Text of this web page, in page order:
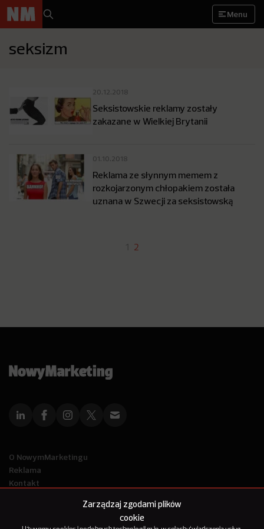
Zarządzaj zgodami plików
cookie
Menu
seksizm
20.12.2018
Seksistowskie reklamy zostały
zakazane w Wielkiej Brytanii
01.10.2018
Reklama ze słynnym memem z
rozkojarzonym chłopakiem została
uznana w Szwecji za seksistowską
2
O NowymMarketingu
Reklama
Kontakt